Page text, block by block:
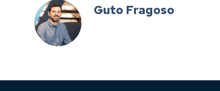
Guto Fragoso